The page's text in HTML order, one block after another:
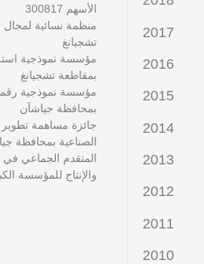
2017
2016
2015
2014
2013
2012
2011
2010
الأسهم 300817
منظمة نسائية
تشجيانغ
مؤسسة نموذجية
بمقاطعة تشجيانغ
مؤسسة نموذجية
بمحافظة جياشآن
جائزة مساهمة تطوير
الصناعية بمحافظة
المتقدم الجماعي في
والإنتاج للمؤسسة